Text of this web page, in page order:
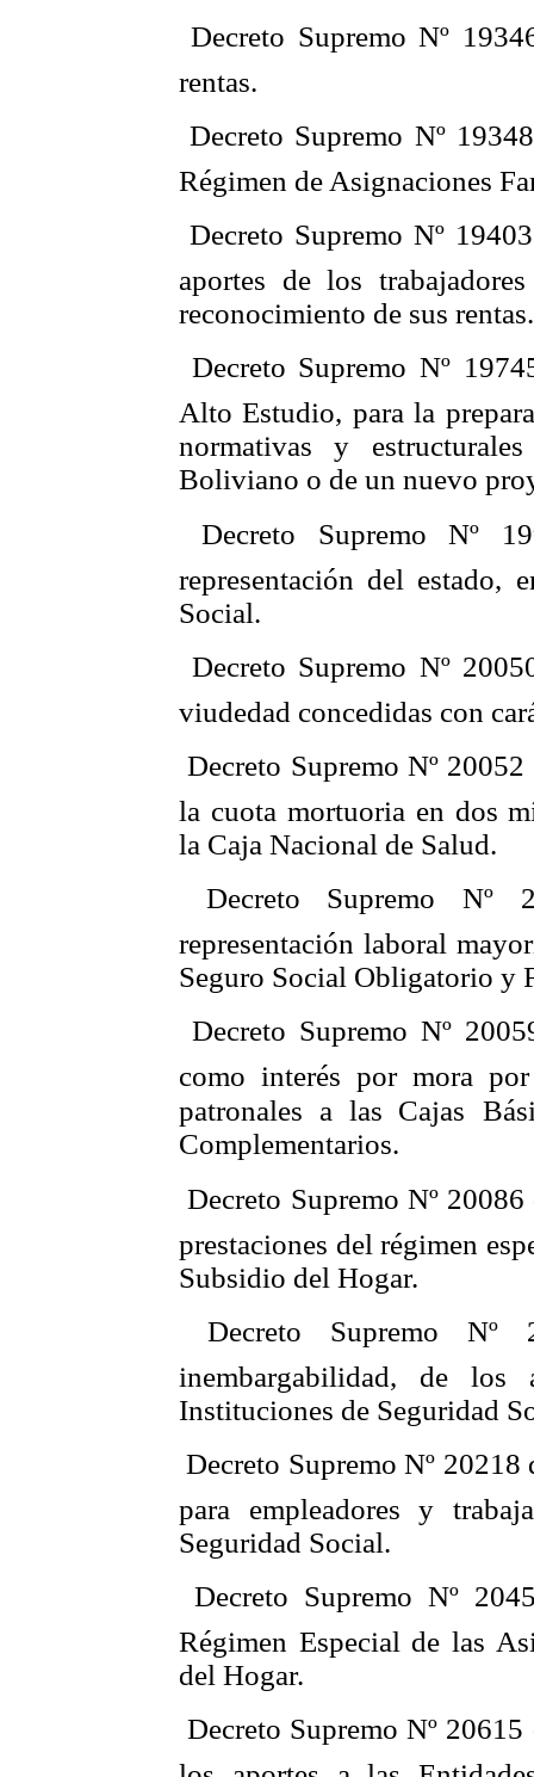
 Decreto Supremo Nº
rentas.
 Decreto Supremo Nº
Régimen de Asignaciones
 Decreto Supremo Nº
aportes de los
reconocimiento de sus rentas.
 Decreto Supremo Nº
Alto Estudio, para la
normativas y
Boliviano o de un nuevo
 Decreto Supremo Nº
representación del estado,
Social.
 Decreto Supremo Nº
viudedad concedidas con
 Decreto Supremo Nº
la cuota mortuoria en dos
la Caja Nacional de Salud.
 Decreto Supremo Nº
representación laboral
Seguro Social Obligatorio y
 Decreto Supremo Nº
como interés por mora
patronales a las Cajas
Complementarios.
 Decreto Supremo Nº
prestaciones del régimen
Subsidio del Hogar.
 Decreto Supremo
inembargabilidad, de
Instituciones de Seguridad
 Decreto Supremo Nº
para empleadores y
Seguridad Social.
 Decreto Supremo Nº
Régimen Especial de las
del Hogar.
 Decreto Supremo Nº